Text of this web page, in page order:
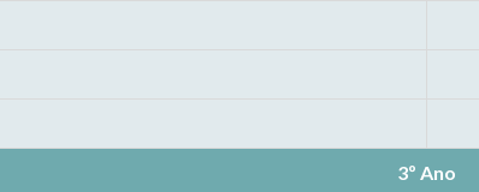
3º Ano